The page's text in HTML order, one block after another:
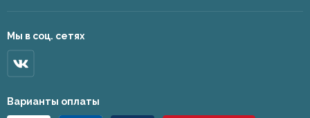
Мы в соц. сетях
Варианты оплаты